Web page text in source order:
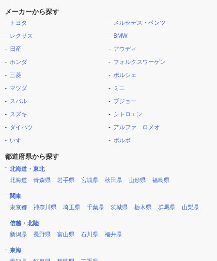
メーカーから探す
トヨタ
レクサス
日産
ホンダ
三菱
マツダ
スバル
スズキ
ダイハツ
いすゞ
メルセデス・ベンツ
BMW
アウディ
フォルクスワーゲン
ポルシェ
ミニ
プジョー
シトロエン
アルファ ロメオ
ボルボ
都道府県から探す
北海道・東北
北海道
青森県 岩手県 宮城県 秋田県 山形県 福島県
関東
東京都
神奈川県 埼玉県 千葉県 茨城県 栃木県 群馬県 山梨県
信越・北陸
新潟県
長野県 富山県 石川県 福井県
東海